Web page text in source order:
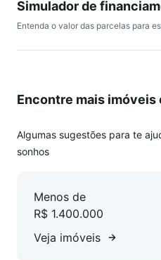
Simulador de
Entenda o valor das parcelas para
Encontre mais imóveis
Algumas sugestões para te
sonhos
Menos de
R$ 1.400.000
Veja imóveis